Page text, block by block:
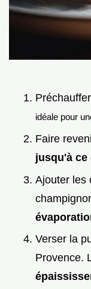
idéale pour
Faire
jusqu'à
Ajouter les
Verser la
Provence.